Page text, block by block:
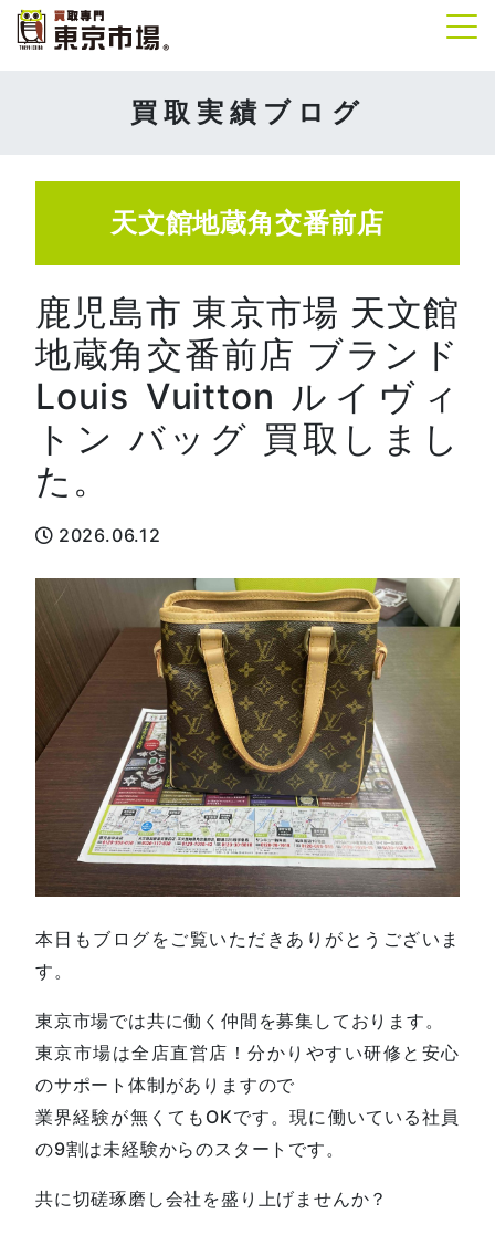
買取実績ブログ
天文館地蔵角交番前店
鹿児島市 東京市場 天文館
地蔵角交番前店 ブランド
Louis Vuitton ルイヴィ
トン バッグ 買取しまし
た。
2026.06.12
本日もブログをご覧いただきありがとうございま
す。
東京市場では共に働く仲間を募集しております。
東京市場は全店直営店！分かりやすい研修と安心
のサポート体制がありますので
業界経験が無くてもOKです。現に働いている社員
の9割は未経験からのスタートです。
共に切磋琢磨し会社を盛り上げませんか？